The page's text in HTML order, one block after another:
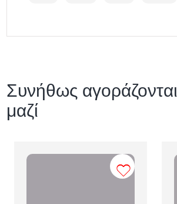
Συνήθως αγοράζονται
μαζί